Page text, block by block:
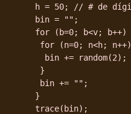
h = 50; // # de
bin = "";
for (b=0; b<v; b++)
for (n=0; n<h;
bin += random(2);
}
bin += "";
}
trace(bin);